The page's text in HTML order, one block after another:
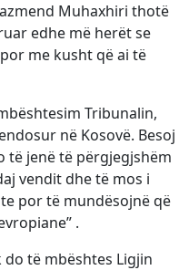
Muhaxhiri thotë
edhe më herët se
me kusht që ai të
Tribunalin,
në Kosovë. Besoj
të jenë të përgjegjshëm
vendit dhe të mos i
por të mundësojnë që
.
do të mbështes Ligjin